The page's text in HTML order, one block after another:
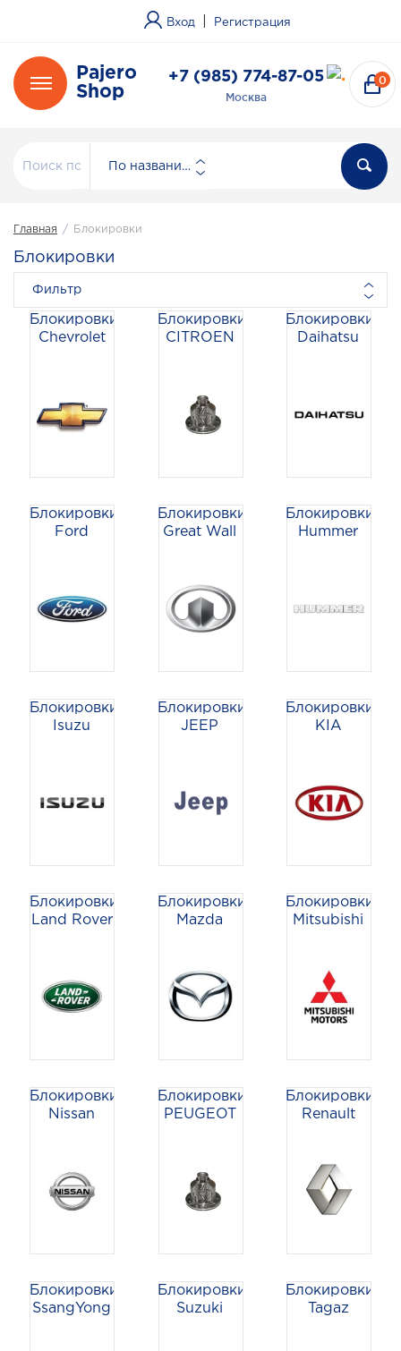
Вход Регистрация
Pajero
Shop
+7 (985) 774-87-05
Москва
0
По названию
Фильтр
Главная / Блокировки
Блокировки
Блокировки
Chevrolet
Блокировки
CITROEN
Блокировки
Daihatsu
Блокировки
Ford
Блокировки
Great Wall
Блокировки
Hummer
Блокировки
Isuzu
Блокировки
JEEP
Блокировки
KIA
Блокировки
Land Rover
Блокировки
Mazda
Блокировки
Mitsubishi
Блокировки
Nissan
Блокировки
PEUGEOT
Блокировки
Renault
Блокировки
SsangYong
Блокировки
Suzuki
Блокировки
Tagaz